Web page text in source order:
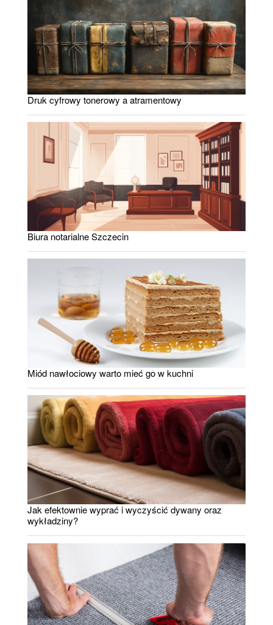
Druk cyfrowy tonerowy a atramentowy
Biura notarialne Szczecin
Miód nawłociowy warto mieć go w kuchni
Jak efektownie wyprać i wyczyścić dywany oraz
wykładziny?